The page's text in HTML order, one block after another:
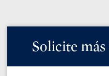
Solicite